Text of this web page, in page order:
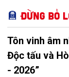
Đừng bỏ
Tôn vinh âm
Độc tấu và
- 2026”